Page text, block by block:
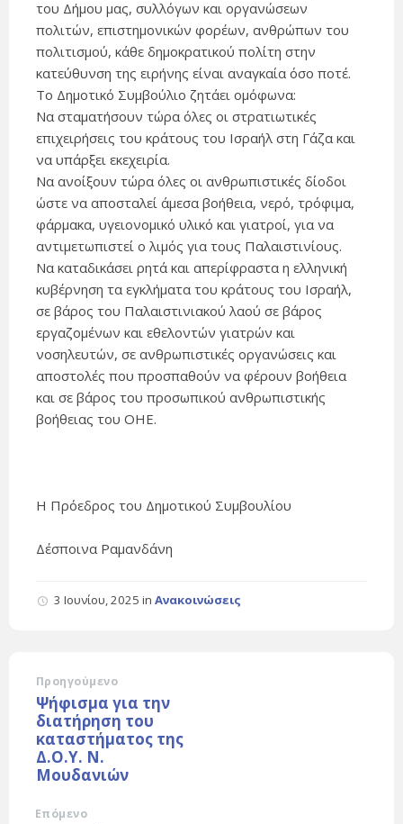
του Δήμου μας, συλλόγων και οργανώσεων
πολιτών, επιστημονικών φορέων, ανθρώπων του
πολιτισμού, κάθε δημοκρατικού πολίτη στην
κατεύθυνση της ειρήνης είναι αναγκαία όσο ποτέ.
Το Δημοτικό Συμβούλιο ζητάει ομόφωνα:
Να σταματήσουν τώρα όλες οι στρατιωτικές
επιχειρήσεις του κράτους του Ισραήλ στη Γάζα και
να υπάρξει εκεχειρία.
Να ανοίξουν τώρα όλες οι ανθρωπιστικές δίοδοι
ώστε να αποσταλεί άμεσα βοήθεια, νερό, τρόφιμα,
φάρμακα, υγειονομικό υλικό και γιατροί, για να
αντιμετωπιστεί ο λιμός για τους Παλαιστινίους.
Να καταδικάσει ρητά και απερίφραστα η ελληνική
κυβέρνηση τα εγκλήματα του κράτους του Ισραήλ,
σε βάρος του Παλαιστινιακού λαού σε βάρος
εργαζομένων και εθελοντών γιατρών και
νοσηλευτών, σε ανθρωπιστικές οργανώσεις και
αποστολές που προσπαθούν να φέρουν βοήθεια
και σε βάρος του προσωπικού ανθρωπιστικής
βοήθειας του ΟΗΕ.
Η Πρόεδρος του Δημοτικού Συμβουλίου
Δέσποινα Ραμανδάνη
3 Ιουνίου, 2025 in Ανακοινώσεις
Προηγούμενο
Ψήφισμα για την
διατήρηση του
καταστήματος της
Δ.Ο.Υ. Ν.
Μουδανιών
Επόμενο